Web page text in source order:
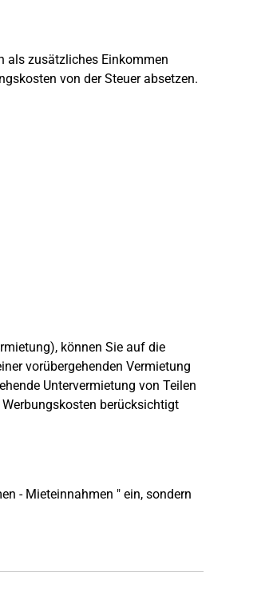
als zusätzliches Einkommen
von der Steuer absetzen.
können Sie auf die
vorübergehenden Vermietung
Untervermietung von Teilen
berücksichtigt
- Mieteinnahmen " ein, sondern